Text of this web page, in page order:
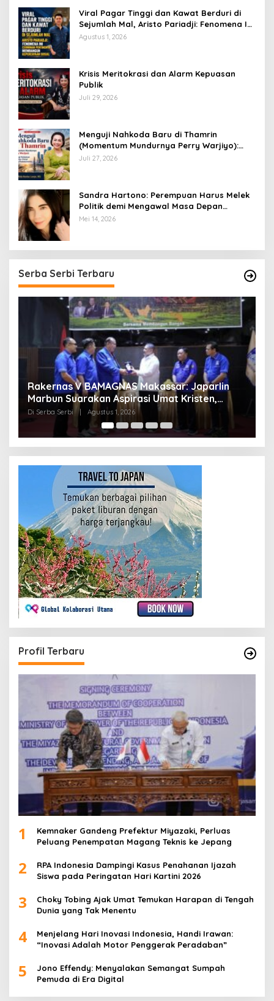
Viral Pagar Tinggi dan Kawat Berduri di
Sejumlah Mal, Aristo Pariadji: Fenomena Ini
Cerminan Pentingnya Membangun
Agustus 1, 2026
​Krisis Meritokrasi dan Alarm Kepuasan
Publik
Juli 29, 2026
​Menguji Nahkoda Baru di Thamrin
(Momentum Mundurnya Perry Warjiyo):
Sinergi Kebijakan Moneter-Fiskal di Era
Juli 27, 2026
Sandra Hartono: Perempuan Harus Melek
Politik demi Mengawal Masa Depan
Bangsa
Mei 14, 2026
Serba Serbi Terbaru
Momentum Kesatuan Doa Nasional 2026
Bakal Digelar di HUT RI Ke-81, Seluruh Aras
Gereja Bersatu Doakan Indonesia
Di Serba Serbi Juli 21, 2026
Profil Terbaru
1
Kemnaker Gandeng Prefektur Miyazaki, Perluas
Peluang Penempatan Magang Teknis ke Jepang
2
RPA Indonesia Dampingi Kasus Penahanan Ijazah
Siswa pada Peringatan Hari Kartini 2026
3
Choky Tobing Ajak Umat Temukan Harapan di Tengah
Dunia yang Tak Menentu
4
Menjelang Hari Inovasi Indonesia, Handi Irawan:
“Inovasi Adalah Motor Penggerak Peradaban”
5
Jono Effendy: Menyalakan Semangat Sumpah
Pemuda di Era Digital